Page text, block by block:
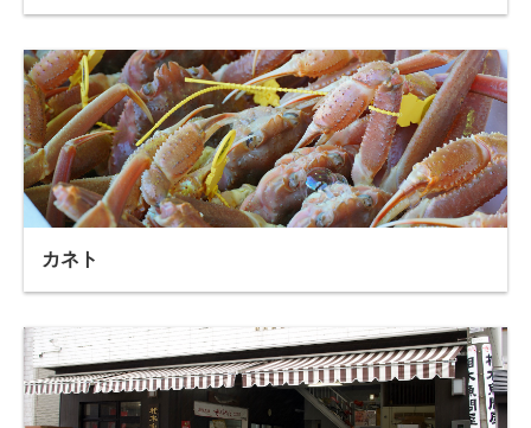
カネト